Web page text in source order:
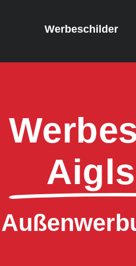
Werbeschilder